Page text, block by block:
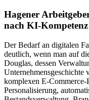
Hagener
nach KI-Kompetenz
Der Bedarf an digitalen
deutlich, wenn man auf
Douglas, dessen
Unternehmensgeschichte
komplexen E-Commerce-
Personalisierung,